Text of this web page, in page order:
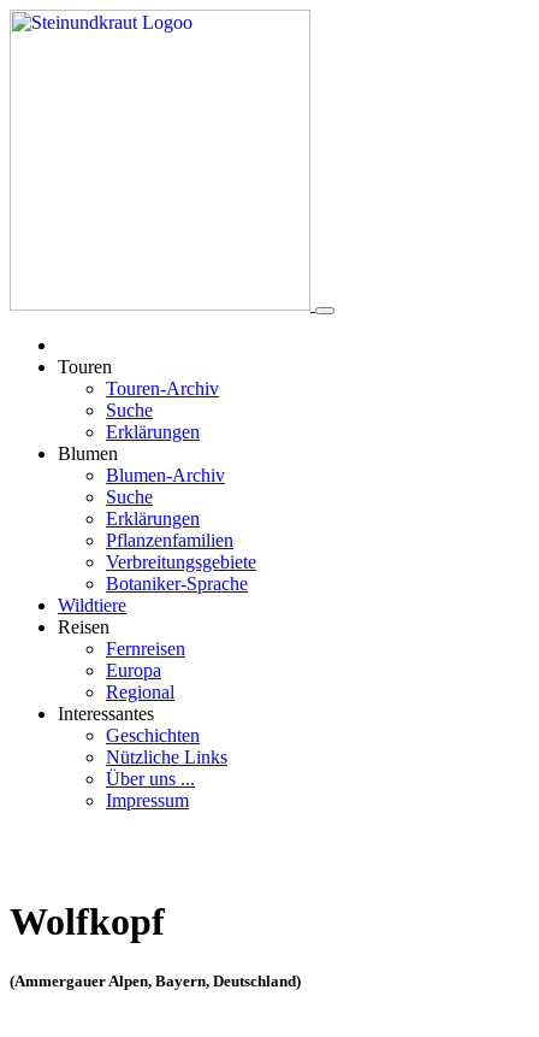
Touren
Touren-Archiv
Suche
Erklärungen
Blumen
Blumen-Archiv
Suche
Erklärungen
Pflanzenfamilien
Verbreitungsgebiete
Botaniker-Sprache
Wildtiere
Reisen
Fernreisen
Europa
Regional
Interessantes
Geschichten
Nützliche Links
Über uns ...
Impressum
Wolfkopf
(Ammergauer Alpen, Bayern, Deutschland)